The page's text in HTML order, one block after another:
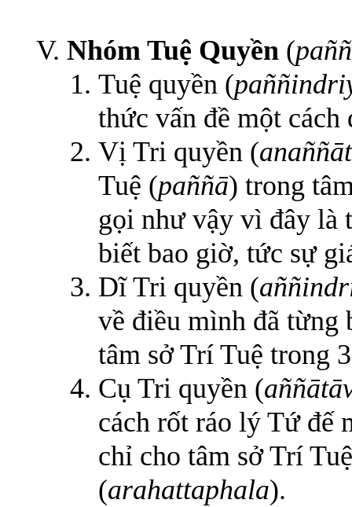
Nhóm Tuệ Quyền (
Tuệ quyền (
thức vấn đề một cách
Vị Tri quyền (
Tuệ (paññā) trong
gọi như vậy vì đây là
biết bao giờ, tức sự
Dĩ Tri quyền (
về điều mình đã từng
tâm sở Trí Tuệ trong
Cụ Tri quyền (
cách rốt ráo lý Tứ đế
chỉ cho tâm sở Trí
(arahattaphala).